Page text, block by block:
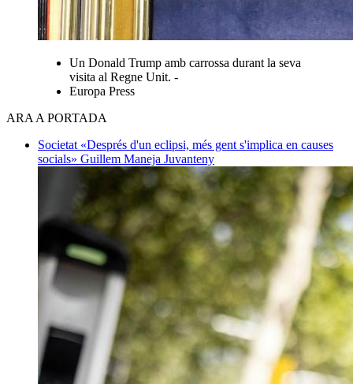
Un Donald Trump amb carrossa durant la seva
visita al Regne Unit. -
Europa Press
ARA A PORTADA
Societat «Després d'un eclipsi, més gent s'implica en causes
socials» Guillem Maneja Juvanteny